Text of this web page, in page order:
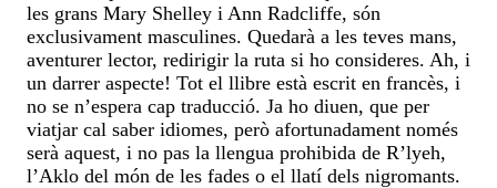
les grans Mary Shelley i Ann Radcliffe, són
exclusivament masculines. Quedarà a les teves mans,
aventurer lector, redirigir la ruta si ho consideres. Ah, i
un darrer aspecte! Tot el llibre està escrit en francès, i
no se n’espera cap traducció. Ja ho diuen, que per
viatjar cal saber idiomes, però afortunadament només
serà aquest, i no pas la llengua prohibida de R’lyeh,
l’Aklo del món de les fades o el llatí dels nigromants.